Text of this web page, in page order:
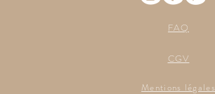
FAQ
CGV
Mentions légales